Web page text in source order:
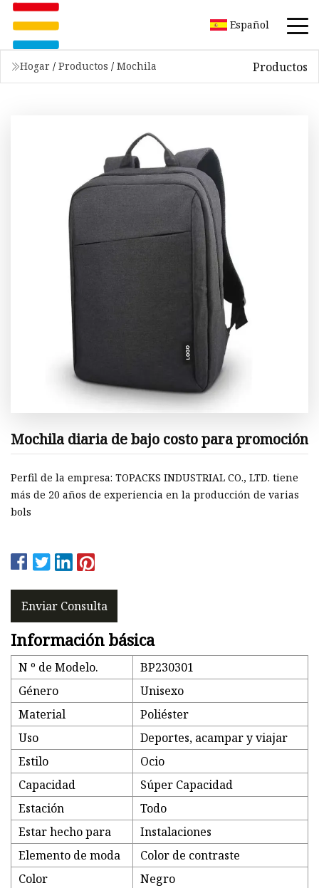
Español
Hogar / Productos / Mochila Productos
Mochila diaria de bajo costo para promoción
Perfil de la empresa: TOPACKS INDUSTRIAL CO., LTD. tiene
más de 20 años de experiencia en la producción de varias
bols
Enviar Consulta
Información básica
N º de Modelo.
BP230301
Género
Unisexo
Material
Poliéster
Uso
Deportes, acampar y viajar
Estilo
Ocio
Capacidad
Súper Capacidad
Estación
Todo
Estar hecho para
Instalaciones
Elemento de moda
Color de contraste
Color
Negro